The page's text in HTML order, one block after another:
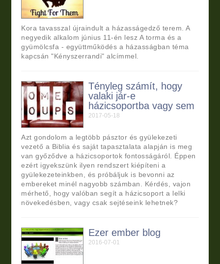
Kora tavasszal újraindult a házasságedző terem. A
negyedik alkalom június 11-én lesz A torma és a
gyümölcsfa - együttműködés a házasságban téma
kapcsán "Kényszerrandi" alcímmel.
Tényleg számít, hogy
valaki jár-e
házicsoportba vagy sem
2017-05-18
Azt gondolom a legtöbb pásztor és gyülekezeti
vezető a Biblia és saját tapasztalata alapján is meg
van győződve a házicsoportok fontosságáról. Éppen
ezért igyekszünk ilyen rendszert kiépíteni a
gyülekezeteinkben, és próbáljuk is bevonni az
embereket minél nagyobb számban. Kérdés, vajon
mérhető, hogy valóban segít a házicsoport a lelki
növekedésben, vagy csak sejtéseink lehetnek?
Ezer ember blog
2016-07-01